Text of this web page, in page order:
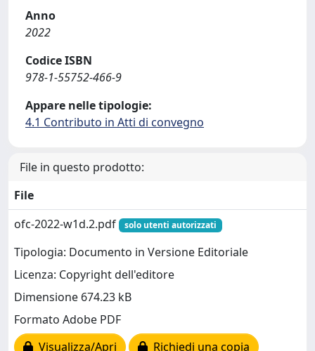
Anno
2022
Codice ISBN
978-1-55752-466-9
Appare nelle tipologie:
4.1 Contributo in Atti di convegno
File in questo prodotto:
File
ofc-2022-w1d.2.pdf
solo utenti autorizzati
Tipologia: Documento in Versione Editoriale
Licenza: Copyright dell'editore
Dimensione 674.23 kB
Formato Adobe PDF
Visualizza/Apri
Richiedi una copia